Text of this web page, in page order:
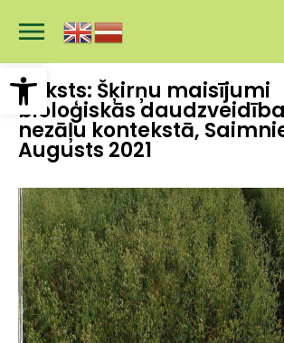
Open toolbar
galveno
Raksts: Šķirņu maisījumi
bioloģiskās
nezāļu kontekstā,
Augusts 2021